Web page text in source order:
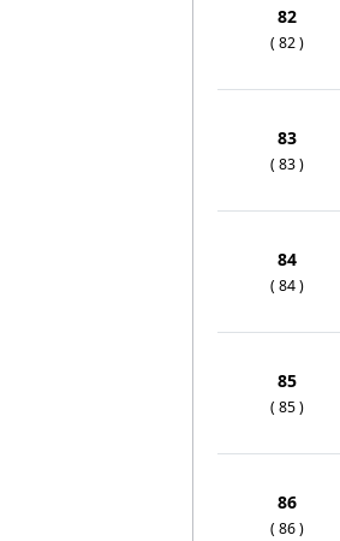
82
( 82 )
83
( 83 )
84
( 84 )
85
( 85 )
86
( 86 )